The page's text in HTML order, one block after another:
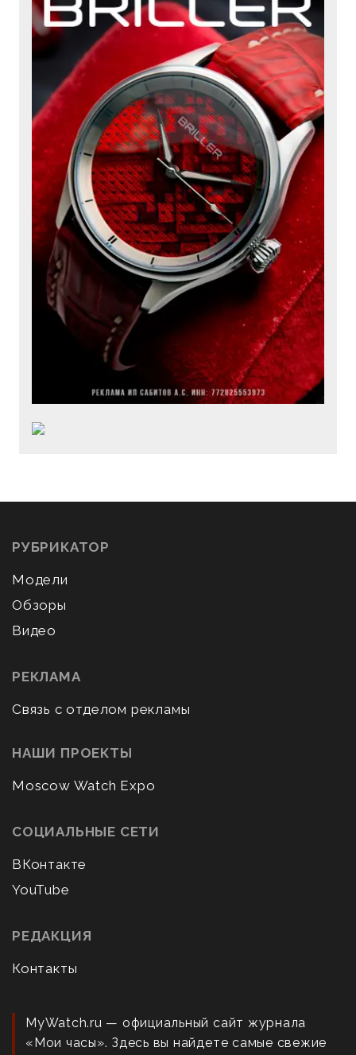
РУБРИКАТОР
Модели
Обзоры
Видео
РЕКЛАМА
Связь с отделом рекламы
НАШИ ПРОЕКТЫ
Moscow Watch Expo
СОЦИАЛЬНЫЕ СЕТИ
ВКонтакте
YouTube
РЕДАКЦИЯ
Контакты
MyWatch.ru — официальный сайт журнала
«Мои часы». Здесь вы найдете самые свежие